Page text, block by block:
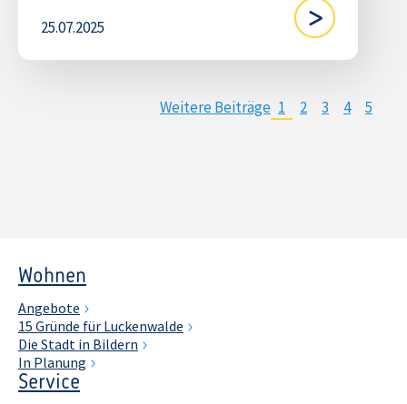
25.07.2025
Weitere Beiträge 1 2 3 4 5
Wohnen
Angebote
15 Gründe für Luckenwalde
Die Stadt in Bildern
In Planung
Service